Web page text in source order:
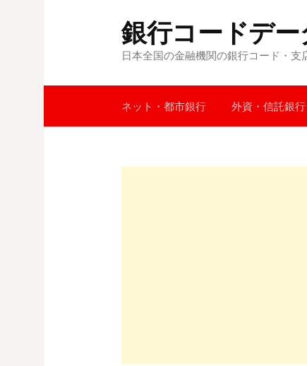
ツ
ス
銀行コードデ
日本全国の金融機関の銀行コード・
ネット・都市銀行 外資・信託銀行